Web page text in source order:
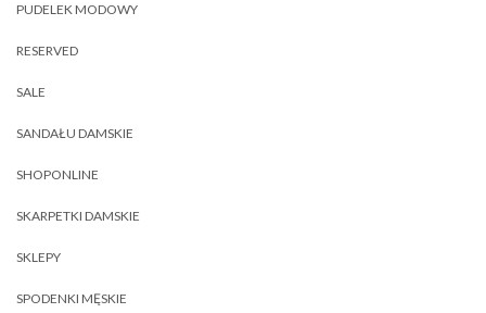
PUDELEK MODOWY
RESERVED
SALE
SANDAŁU DAMSKIE
SHOPONLINE
SKARPETKI DAMSKIE
SKLEPY
SPODENKI MĘSKIE